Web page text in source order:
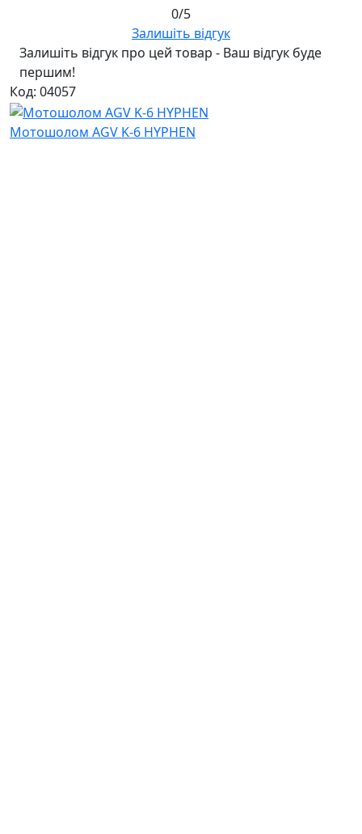
0/5
Залишіть відгук
Залишіть відгук про цей товар - Ваш відгук буде
першим!
Код: 04057
Мотошолом AGV K-6 HYPHEN